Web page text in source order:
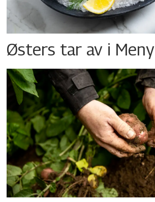
Østers tar av i Meny